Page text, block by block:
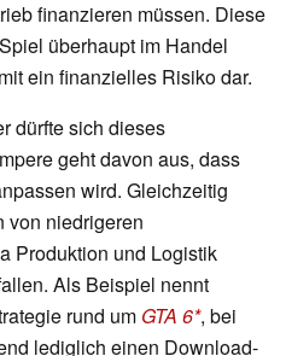
finanzieren müssen. Diese
überhaupt im Handel
ein finanzielles Risiko dar.
dürfte sich dieses
geht davon aus, dass
wird. Gleichzeitig
von niedrigeren
Produktion und Logistik
Als Beispiel nennt
rund um GTA 6 , bei
lediglich einen Download-